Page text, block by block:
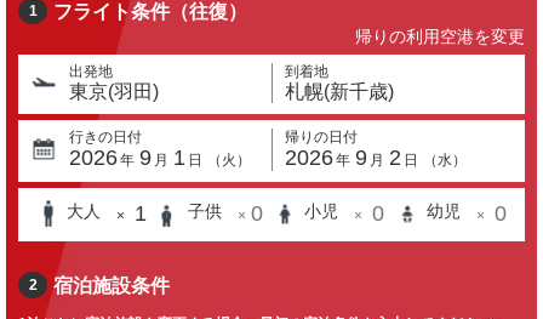
1 フライト条件（往復）
帰りの利用空港を変更
出発地
東京(羽田)
到着地
札幌(新千歳)
行きの日付
2026年 9 月 1 日 （ 火 ）
帰りの日付
2026年 9 月 2 日 （水）
大人 × 1 子供 × 0 小児 × 0 幼児 × 0
2 宿泊施設条件